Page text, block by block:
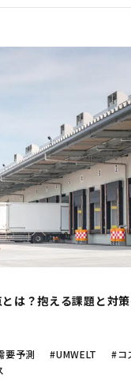
Twitter
違い
AIで売上予
の？
補助金も使える
率化？ AI活用の現
のAI活用
へのAI活用 シフト作成
での物量予
ト作成 DX 生産管理
は？抱える課題と対
要予測 #UMWELT
#コ